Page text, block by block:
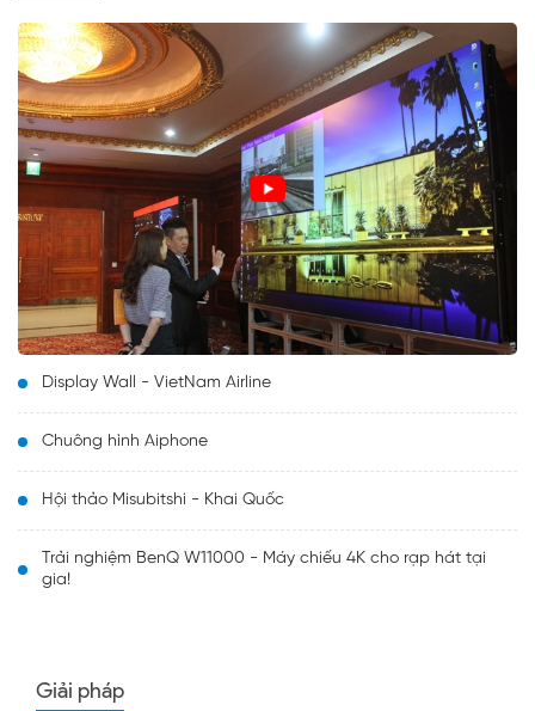
Display Wall - VietNam Airline
Chuông hình Aiphone
Hội thảo Misubitshi - Khai Quốc
Trải nghiệm BenQ W11000 - Máy chiếu 4K cho rạp hát tại
gia!
Giải pháp